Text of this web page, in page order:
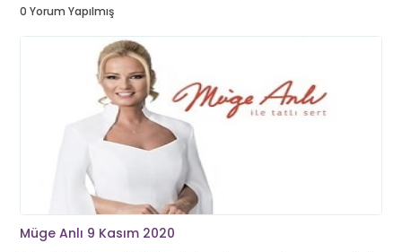
0 Yorum Yapılmış
Müge Anlı 9 Kasım 2020